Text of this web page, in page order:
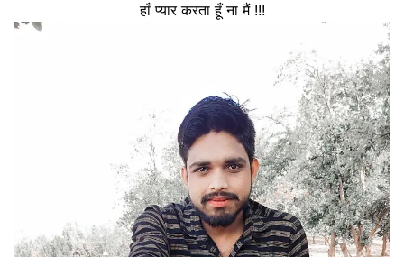
हाँ प्यार करता हूँ ना मैं !!!